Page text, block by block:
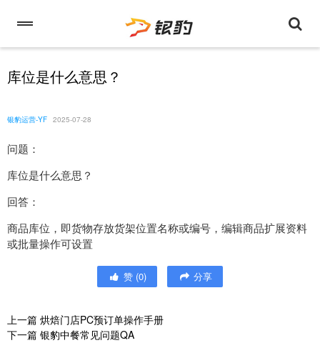
库位是什么意思？
银豹运营-YF 2025-07-28
问题：
库位是什么意思？
回答：
商品库位，即货物存放货架位置名称或编号，编辑商品扩展资料
或批量操作可设置
赞 (0) 分享
上一篇 烘焙门店PC预订单操作手册
下一篇 银豹中餐常见问题QA